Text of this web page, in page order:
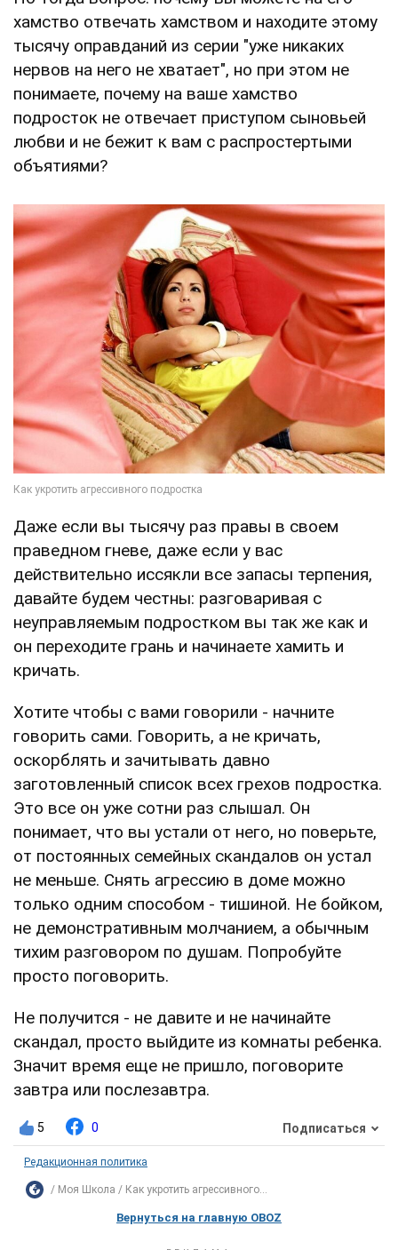
хамство отвечать хамством и находите этому
тысячу оправданий из серии "уже никаких
нервов на него не хватает", но при этом не
понимаете, почему на ваше хамство
подросток не отвечает приступом сыновьей
любви и не бежит к вам с распростертыми
объятиями?
Даже если вы тысячу раз правы в своем
праведном гневе, даже если у вас
действительно иссякли все запасы терпения,
давайте будем честны: разговаривая с
неуправляемым подростком вы так же как и
он переходите грань и начинаете хамить и
кричать.
Хотите чтобы с вами говорили - начните
говорить сами. Говорить, а не кричать,
оскорблять и зачитывать давно
заготовленный список всех грехов подростка.
Это все он уже сотни раз слышал. Он
понимает, что вы устали от него, но поверьте,
от постоянных семейных скандалов он устал
не меньше. Снять агрессию в доме можно
только одним способом - тишиной. Не бойком,
не демонстративным молчанием, а обычным
тихим разговором по душам. Попробуйте
просто поговорить.
Не получится - не давите и не начинайте
скандал, просто выйдите из комнаты ребенка.
Значит время еще не пришло, поговорите
завтра или послезавтра.
5 0 Подписаться
Редакционная политика
Моя Школа Как укротить агрессивного...
Вернуться на главную OBOZ